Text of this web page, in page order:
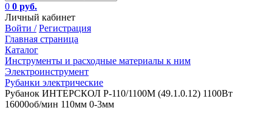
0 0 руб.
Личный кабинет
Войти / Регистрация
Главная страница
Каталог
Инструменты и расходные материалы к ним
Электроинструмент
Рубанки электрические
Рубанок ИНТЕРСКОЛ Р-110/1100М (49.1.0.12) 1100Вт
16000об/мин 110мм 0-3мм